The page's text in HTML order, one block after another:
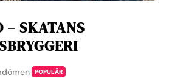
– SKATANS
POPULÄR